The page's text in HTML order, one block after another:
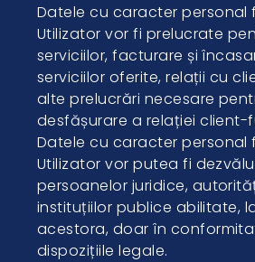
Datele cu caracter personal
Utilizator vor fi prelucrate
serviciilor, facturare și
serviciilor oferite, relații cu
alte prelucrări necesare
desfășurare a relației client-
Datele cu caracter personal
Utilizator vor putea fi
persoanelor juridice,
instituțiilor publice abilitate,
acestora, doar în
dispozițiile legale.